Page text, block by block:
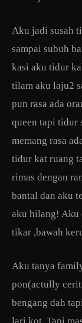
Aku jadi susah
sampai subuh
kasi aku tidur
tilam aku laju2
pun rasa ada
queen tapi tidur
memang rasa
tidur kat ruang
rimas dengan
bantal dan aku
aku hilang! Aku
tikar ,bawah
Aku tanya
pon(actully
bengang dah